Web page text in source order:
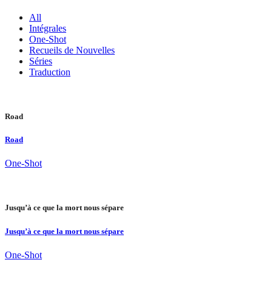
All
Intégrales
One-Shot
Recueils de Nouvelles
Séries
Traduction
Road
Road
One-Shot
Jusqu’à ce que la mort nous sépare
Jusqu’à ce que la mort nous sépare
One-Shot